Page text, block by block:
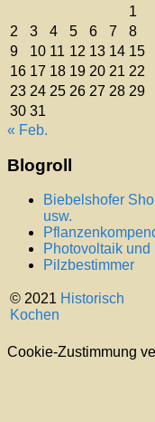
1
2
3 4 5 6 7
8
9
10 11 12 13 14 15
16 17 18 19 20 21 22
23 24 25 26 27 28 29
30 31
« Feb.
Blogroll
Biebelshofer
usw.
Photovoltaik und
Pilzbestimmer
© 2021 Historisch
Kochen
Cookie-Zustimmung